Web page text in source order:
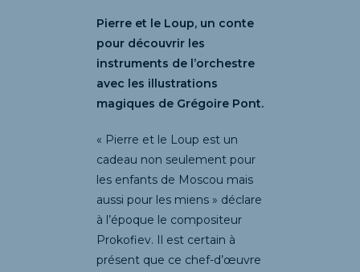
Pierre et le Loup, un conte
pour découvrir les
instruments de l’orchestre
avec les illustrations
magiques de Grégoire Pont.
« Pierre et le Loup est un
cadeau non seulement pour
les enfants de Moscou mais
aussi pour les miens » déclare
à l’époque le compositeur
Prokofiev. Il est certain à
présent que ce chef-d’œuvre